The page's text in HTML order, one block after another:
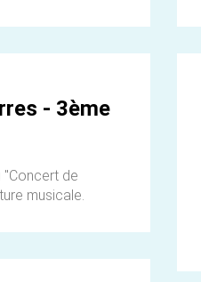
- 3ème
"Concert de
musicale.